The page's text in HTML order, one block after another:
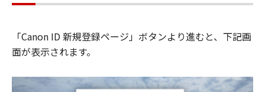
「Canon ID 新規登録ページ」ボタンより進むと、下記画
面が表示されます。